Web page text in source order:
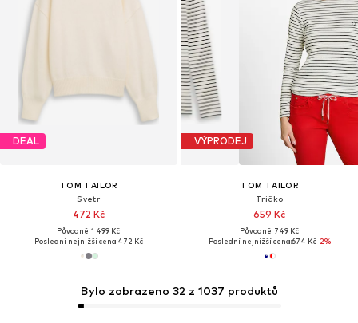
DEAL
TOM TAILOR
Svetr
472 Kč
Původně: 1 499 Kč
Poslední nejnižší cena:472 Kč
VÝPRODEJ
TOM TAILOR
Tričko
659 Kč
Původně: 749 Kč
Poslední nejnižší cena:674 Kč-2%
Bylo zobrazeno 32 z 1037 produktů